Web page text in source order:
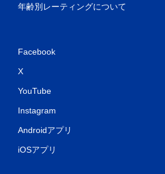
年齢別レーティングについて
Facebook
X
YouTube
Instagram
Androidアプリ
iOSアプリ